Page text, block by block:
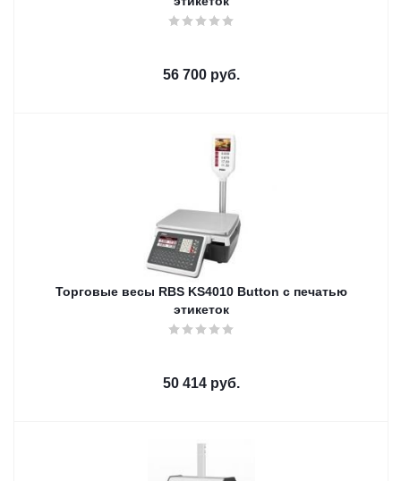
56 700 руб.
Торговые весы RBS KS4010 Button с печатью
этикеток
50 414 руб.